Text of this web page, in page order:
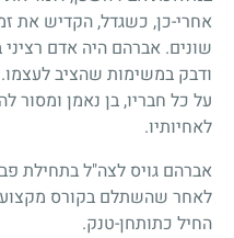
אחרי-כן, כשגדל, הקדיש את
שונים. אברהם היה אדם
ודבק במשימות שהציב לעצמו.
על כל חבריו, בן נאמן ומסור
לאחיותיו.
אברהם גויס לצה"ל בתחילת
לאחר שהשתלם בקורס
החיל כתותחן-טנק.